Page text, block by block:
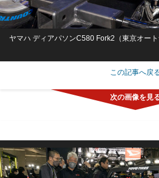
ヤマハ ディアパソンC580 Fork2（東京オー
この記事へ戻